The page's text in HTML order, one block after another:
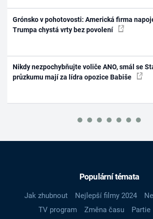
Grónsko v pohotovosti: Americká firma
Trumpa chystá vrty bez povolení
Nikdy nezpochybňujte voliče ANO, smál se
průzkumu mají za lídra opozice Babiše
Populární témata
Jak zhubnout Nejlepší filmy 2024
TV program
Změna času Partie